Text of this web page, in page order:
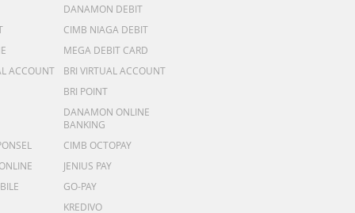
DANAMON DEBIT
CIMB NIAGA DEBIT
MEGA DEBIT CARD
ACCOUNT
BRI VIRTUAL ACCOUNT
BRI POINT
DANAMON ONLINE
BANKING
CIMB OCTOPAY
JENIUS PAY
GO-PAY
KREDIVO